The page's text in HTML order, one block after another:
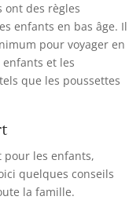
ont des règles
enfants en bas âge. Il
pour voyager en
et les
que les poussettes
pour les enfants,
quelques conseils
la famille.